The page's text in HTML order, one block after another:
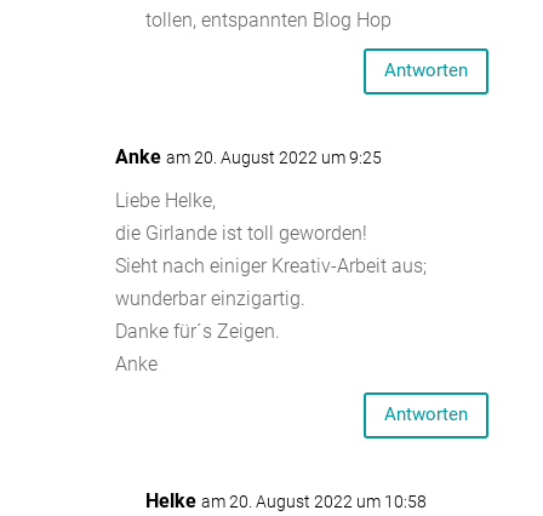
tollen, entspannten Blog Hop
Antworten
Anke am 20. August 2022 um 9:25
Liebe Helke,
die Girlande ist toll geworden!
Sieht nach einiger Kreativ-Arbeit aus;
wunderbar einzigartig.
Danke für´s Zeigen.
Anke
Antworten
Helke am 20. August 2022 um 10:58